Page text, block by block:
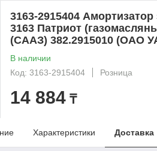
3163-2915404
3163 Патриот
(СААЗ) 382.2915010 (ОАО
В наличии
Код: 3163-2915404
Розница
14 884 ₸
Характеристики Доставка